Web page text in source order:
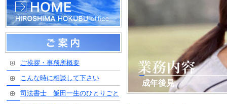
ご挨拶・事務所概要
こんな時に相談して下さい
司法書士 飯田一生のひとりごと
成年後見